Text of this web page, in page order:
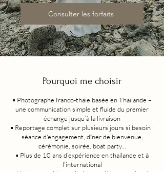
Consulter les forfaits
Pourquoi me choisir
▪️ Photographe franco-thaïe basée en Thaïlande –
une communication simple et fluide du premier
échange jusqu’à la livraison
▪️ Reportage complet sur plusieurs jours si besoin :
séance d'engagement, dîner de bienvenue,
cérémonie, soirée, boat party...
▪️ Plus de 10 ans d’expérience en thailande et à
l'international